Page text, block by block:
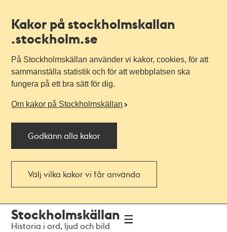
Kakor på stockholmskallan
.stockholm.se
På Stockholmskällan använder vi kakor, cookies, för att
sammanställa statistik och för att webbplatsen ska
fungera på ett bra sätt för dig.
Om kakor på Stockholmskällan
Godkänn alla kakor
Välj vilka kakor vi får använda
navigationen
huvudinnehållet
Stockholmskällan
Historia i ord, ljud och bild